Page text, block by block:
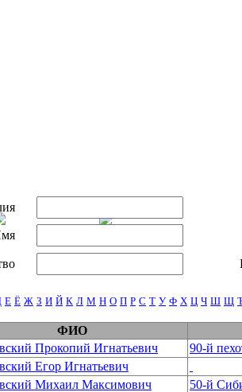
Е Ё Ж З И Й К Л М Н О П Р С Т У Ф Х Ц Ч Ш Щ
ФИО
Прокопий Игнатьевич
90-й
Егор Игнатьевич
Михаил Максимович
50-й